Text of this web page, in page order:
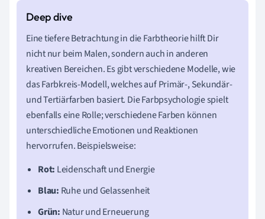
Eine tiefere Betrachtung in die Farbtheorie hilft Dir
nicht nur beim Malen, sondern auch in anderen
kreativen Bereichen. Es gibt verschiedene Modelle, wie
das Farbkreis-Modell, welches auf Primär-, Sekundär-
und Tertiärfarben basiert. Die Farbpsychologie spielt
ebenfalls eine Rolle; verschiedene Farben können
unterschiedliche Emotionen und Reaktionen
hervorrufen. Beispielsweise:
Rot: Leidenschaft und Energie
Blau: Ruhe und Gelassenheit
Grün: Natur und Erneuerung